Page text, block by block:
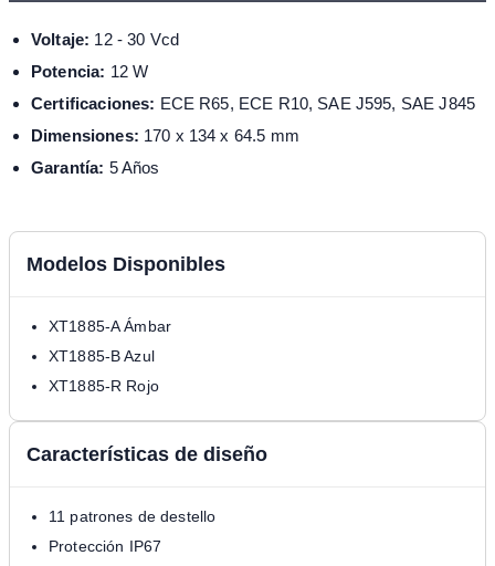
Voltaje: 12 - 30 Vcd
Potencia: 12 W
Certificaciones: ECE R65, ECE R10, SAE J595, SAE J845
Dimensiones: 170 x 134 x 64.5 mm
Garantía: 5 Años
Modelos Disponibles
XT1885-A Ámbar
XT1885-B Azul
XT1885-R Rojo
Características de diseño
11 patrones de destello
Protección IP67